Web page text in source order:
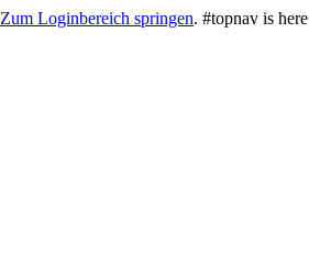
Zum Loginbereich springen. #topnav is here